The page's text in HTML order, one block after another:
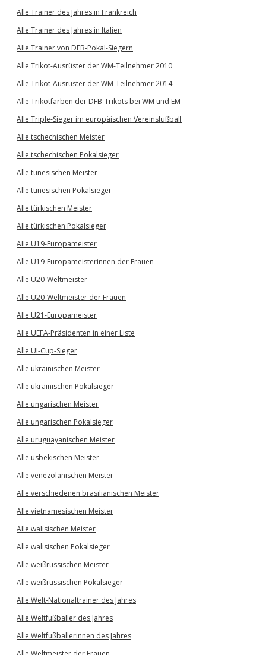
Alle Trainer des Jahres in Frankreich
Alle Trainer des Jahres in Italien
Alle Trainer von DFB-Pokal-Siegern
Alle Trikot-Ausrüster der WM-Teilnehmer 2010
Alle Trikot-Ausrüster der WM-Teilnehmer 2014
Alle Trikotfarben der DFB-Trikots bei WM und EM
Alle Triple-Sieger im europäischen Vereinsfußball
Alle tschechischen Meister
Alle tschechischen Pokalsieger
Alle tunesischen Meister
Alle tunesischen Pokalsieger
Alle türkischen Meister
Alle türkischen Pokalsieger
Alle U19-Europameister
Alle U19-Europameisterinnen der Frauen
Alle U20-Weltmeister
Alle U20-Weltmeister der Frauen
Alle U21-Europameister
Alle UEFA-Präsidenten in einer Liste
Alle UI-Cup-Sieger
Alle ukrainischen Meister
Alle ukrainischen Pokalsieger
Alle ungarischen Meister
Alle ungarischen Pokalsieger
Alle uruguayanischen Meister
Alle usbekischen Meister
Alle venezolanischen Meister
Alle verschiedenen brasilianischen Meister
Alle vietnamesischen Meister
Alle walisischen Meister
Alle walisischen Pokalsieger
Alle weißrussischen Meister
Alle weißrussischen Pokalsieger
Alle Welt-Nationaltrainer des Jahres
Alle Weltfußballer des Jahres
Alle Weltfußballerinnen des Jahres